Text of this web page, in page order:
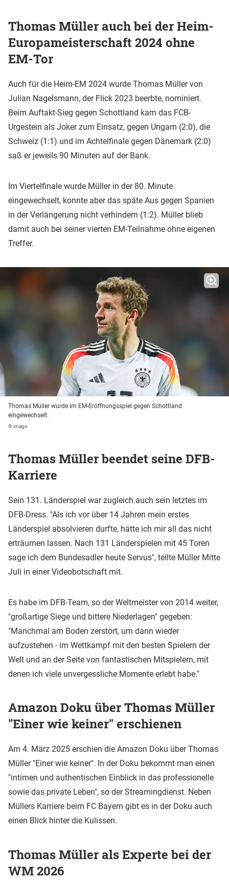
Thomas Müller auch bei der Heim-
Europameisterschaft 2024 ohne
EM-Tor
Auch für die Heim-EM 2024 wurde Thomas Müller von
Julian Nagelsmann, der Flick 2023 beerbte, nominiert.
Beim Auftakt-Sieg gegen Schottland kam das FCB-
Urgestein als Joker zum Einsatz, gegen Ungarn (2:0), die
Schweiz (1:1) und im Achtelfinale gegen Dänemark (2:0)
saß er jeweils 90 Minuten auf der Bank.
Im Viertelfinale wurde Müller in der 80. Minute
eingewechselt, konnte aber das späte Aus gegen Spanien
in der Verlängerung nicht verhindern (1:2). Müller blieb
damit auch bei seiner vierten EM-Teilnahme ohne eigenen
Treffer.
Thomas Müller wurde im EM-Eröffnungsspiel gegen Schottland
eingewechselt.
© imago
Thomas Müller beendet seine DFB-
Karriere
Sein 131. Länderspiel war zugleich auch sein letztes im
DFB-Dress. "Als ich vor über 14 Jahren mein erstes
Länderspiel absolvieren durfte, hätte ich mir all das nicht
erträumen lassen. Nach 131 Länderspielen mit 45 Toren
sage ich dem Bundesadler heute Servus", teilte Müller Mitte
Juli in einer Videobotschaft mit.
Es habe im DFB-Team, so der Weltmeister von 2014 weiter,
"großartige Siege und bittere Niederlagen" gegeben:
"Manchmal am Boden zerstört, um dann wieder
aufzustehen - im Wettkampf mit den besten Spielern der
Welt und an der Seite von fantastischen Mitspielern, mit
denen ich viele unvergessliche Momente erlebt habe."
Amazon Doku über Thomas Müller
"Einer wie keiner" erschienen
Am 4. März 2025 erschien die Amazon Doku über Thomas
Müller "Einer wie keiner". In der Doku bekommt man einen
"intimen und authentischen Einblick in das professionelle
sowie das private Leben", so der Streamingdienst. Neben
Müllers Karriere beim FC Bayern gibt es in der Doku auch
einen Blick hinter die Kulissen.
Thomas Müller als Experte bei der
WM 2026